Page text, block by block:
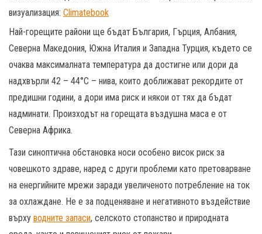
визуализация: Climatebook
Най-горещите райони ще бъдат България, Гърция, Албания,
Северна Македония, Южна Италия и Западна Турция, където се
очаква максималната температура да достигне или дори да
надхвърли 42 – 44°C – нива, които доближават рекордите от
предишни години, а дори има риск и някои от тях да бъдат
надминати. Произходът на горещата въздушна маса е от
Северна Африка.
Тази синоптична обстановка носи особено висок риск за
човешкото здраве, наред с други проблеми като претоварване
на енергийните мрежи заради увеличеното потребление на ток
за охлаждане. Не е за подценяване и негативното въздействие
върху водните запаси, селското стопанство и природната